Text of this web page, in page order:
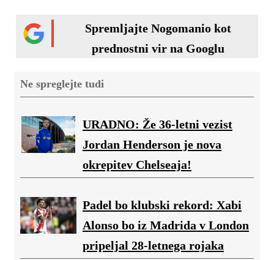
Spremljajte Nogomanio kot
prednostni vir na Googlu
Ne spreglejte tudi
URADNO: Že 36-letni vezist
Jordan Henderson je nova
okrepitev Chelseaja!
Padel bo klubski rekord: Xabi
Alonso bo iz Madrida v London
pripeljal 28-letnega rojaka